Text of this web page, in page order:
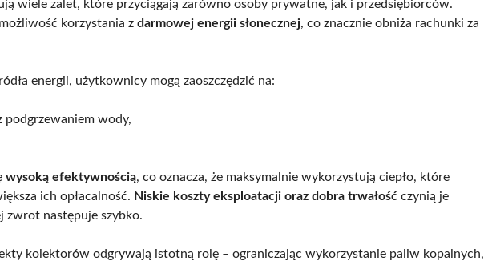
wiele zalet, które przyciągają zarówno osoby prywatne, jak i przedsiębiorców.
korzystania z darmowej energii słonecznej, co znacznie obniża rachunki za
energii, użytkownicy mogą zaoszczędzić na:
podgrzewaniem wody,
wysoką efektywnością, co oznacza, że maksymalnie wykorzystują ciepło, które
ich opłacalność. Niskie koszty eksploatacji oraz dobra trwałość czynią je
zwrot następuje szybko.
kolektorów odgrywają istotną rolę – ograniczając wykorzystanie paliw kopalnych,